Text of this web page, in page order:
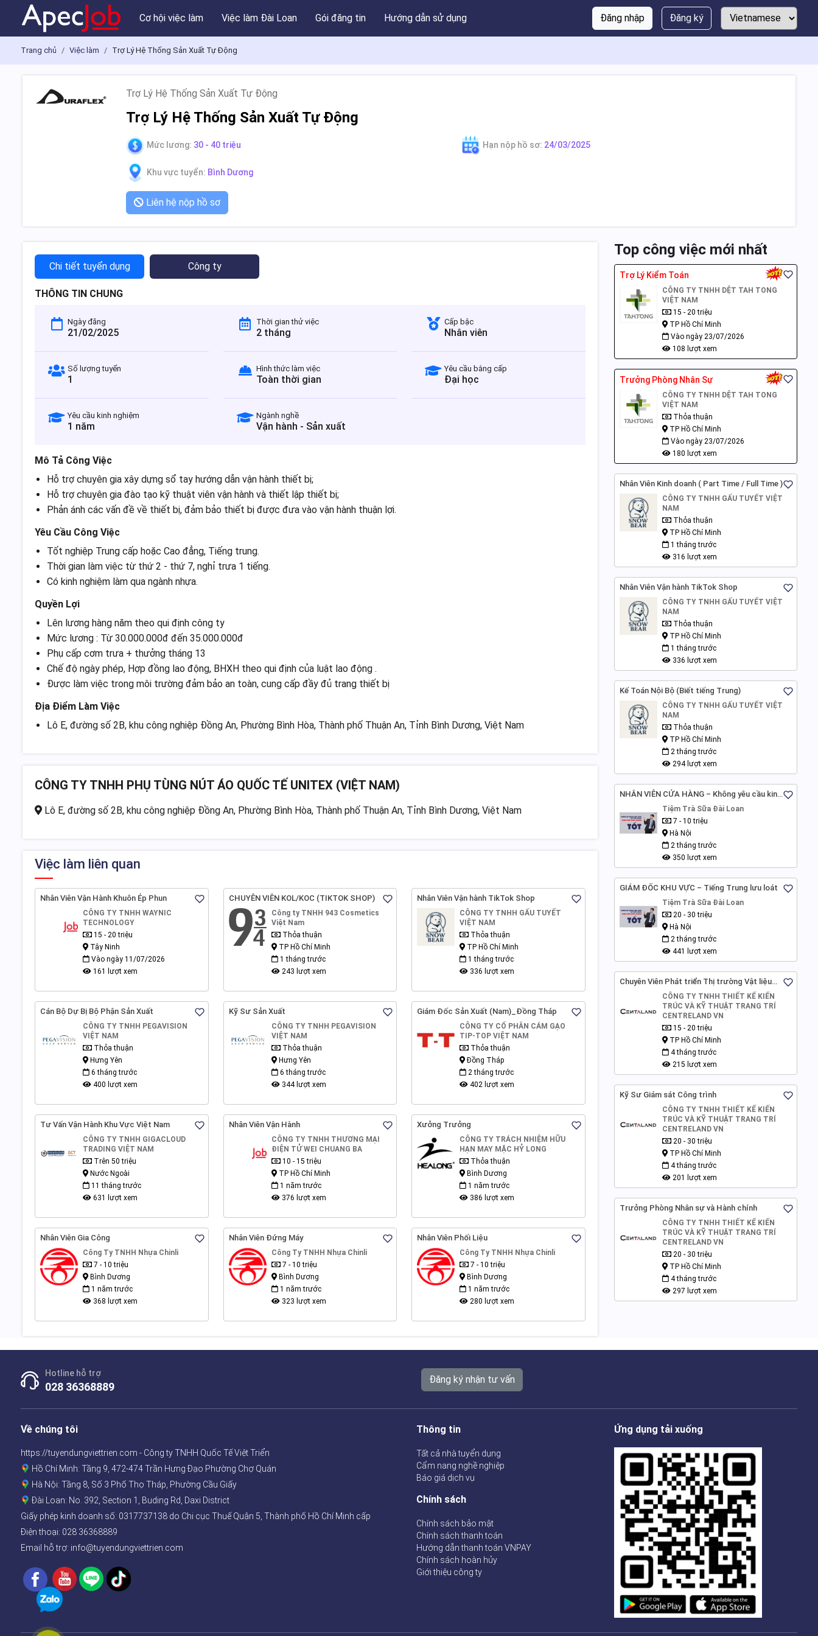
Cơ hội việc làm Việc làm Đài Loan Gói đăng tin Hướng dẫn sử dụng Đăng nhập Đăng ký
Trang chủ Việc làm Trợ Lý Hệ Thống Sản Xuất Tự Động
Trợ Lý Hệ Thống Sản Xuất Tự Động
Trợ Lý Hệ Thống Sản Xuất Tự Động
Mức lương: 30 - 40 triệu Hạn nộp hồ sơ: 24/03/2025
Khu vực tuyển: Bình Dương
Liên hệ nộp hồ sơ
Chi tiết tuyển dụng Công ty
THÔNG TIN CHUNG
Ngày đăng
21/02/2025
Thời gian thử việc
2 tháng
Cấp bậc
Nhân viên
Số lượng tuyển
1
Hình thức làm việc
Toàn thời gian
Yêu cầu bằng cấp
Đại học
Yêu cầu kinh nghiệm
1 năm
Ngành nghề
Vận hành - Sản xuất
Mô Tả Công Việc
Hỗ trợ chuyên gia xây dựng sổ tay hướng dẫn vận hành thiết bị;
Hỗ trợ chuyên gia đào tạo kỹ thuật viên vận hành và thiết lập thiết bị;
Phản ánh các vấn đề về thiết bị, đảm bảo thiết bị được đưa vào vận hành thuận lợi.
Yêu Cầu Công Việc
Tốt nghiệp Trung cấp hoặc Cao đẳng, Tiếng trung.
Thời gian làm việc từ thứ 2 - thứ 7, nghỉ trưa 1 tiếng.
Có kinh nghiệm làm qua ngành nhựa.
Quyền Lợi
Lên lương hàng năm theo qui định công ty
Mức lương : Từ 30.000.000đ đến 35.000.000đ
Phụ cấp cơm trưa + thưởng tháng 13
Chế độ ngày phép, Hợp đồng lao động, BHXH theo qui định của luật lao động .
Được làm việc trong môi trường đảm bảo an toàn, cung cấp đầy đủ trang thiết bị
Địa Điểm Làm Việc
Lô E, đường số 2B, khu công nghiệp Đồng An, Phường Bình Hòa, Thành phố Thuận An, Tỉnh Bình Dương, Việt Nam
CÔNG TY TNHH PHỤ TÙNG NÚT ÁO QUỐC TẾ UNITEX (VIỆT NAM)
Lô E, đường số 2B, khu công nghiệp Đồng An, Phường Bình Hòa, Thành phố Thuận An, Tỉnh Bình Dương, Việt Nam
Việc làm liên quan
Nhân Viên Vận Hành Khuôn Ép Phun
CÔNG TY TNHH WAYNIC
TECHNOLOGY
15 - 20 triệu
Tây Ninh
Vào ngày 11/07/2026
161 lượt xem
CHUYÊN VIÊN KOL/KOC (TIKTOK SHOP)
Công ty TNHH 943 Cosmetics
Việt Nam
Thỏa thuận
TP Hồ Chí Minh
1 tháng trước
243 lượt xem
Nhân Viên Vận hành TikTok Shop
CÔNG TY TNHH GẤU TUYẾT
VIỆT NAM
Thỏa thuận
TP Hồ Chí Minh
1 tháng trước
336 lượt xem
Cán Bộ Dự Bị Bộ Phận Sản Xuất
CÔNG TY TNHH PEGAVISION
VIỆT NAM
Thỏa thuận
Hưng Yên
6 tháng trước
400 lượt xem
Kỹ Sư Sản Xuất
CÔNG TY TNHH PEGAVISION
VIỆT NAM
Thỏa thuận
Hưng Yên
6 tháng trước
344 lượt xem
Giám Đốc Sản Xuất (Nam)_Đồng Tháp
CÔNG TY CỔ PHÂN CÁM GẠO
TIP-TOP VIỆT NAM
Thỏa thuận
Đồng Tháp
2 tháng trước
402 lượt xem
Tư Vấn Vận Hành Khu Vực Việt Nam
CÔNG TY TNHH GIGACLOUD
TRADING VIỆT NAM
Trên 50 triệu
Nước Ngoài
11 tháng trước
631 lượt xem
Nhân Viên Vận Hành
CÔNG TY TNHH THƯƠNG MẠI
ĐIỆN TỬ WEI CHUANG BA
10 - 15 triệu
TP Hồ Chí Minh
1 năm trước
376 lượt xem
Xưởng Trưởng
CÔNG TY TRÁCH NHIỆM HỮU
HẠN MAY MẶC HỶ LONG
Thỏa thuận
Bình Dương
1 năm trước
386 lượt xem
Nhân Viên Gia Công
Công Ty TNHH Nhựa Chinli
7 - 10 triệu
Bình Dương
1 năm trước
368 lượt xem
Nhân Viên Đứng Máy
Công Ty TNHH Nhựa Chinli
7 - 10 triệu
Bình Dương
1 năm trước
323 lượt xem
Nhân Viên Phối Liệu
Công Ty TNHH Nhựa Chinli
7 - 10 triệu
Bình Dương
1 năm trước
280 lượt xem
Top công việc mới nhất
Trợ Lý Kiểm Toán
CÔNG TY TNHH DỆT TAH TONG
VIỆT NAM
15 - 20 triệu
TP Hồ Chí Minh
Vào ngày 23/07/2026
108 lượt xem
Trưởng Phòng Nhân Sự
CÔNG TY TNHH DỆT TAH TONG
VIỆT NAM
Thỏa thuận
TP Hồ Chí Minh
Vào ngày 23/07/2026
180 lượt xem
Nhân Viên Kinh doanh ( Part Time / Full Time )
CÔNG TY TNHH GẤU TUYẾT VIỆT
NAM
Thỏa thuận
TP Hồ Chí Minh
1 tháng trước
316 lượt xem
Nhân Viên Vận hành TikTok Shop
CÔNG TY TNHH GẤU TUYẾT VIỆT
NAM
Thỏa thuận
TP Hồ Chí Minh
1 tháng trước
336 lượt xem
Kế Toán Nội Bộ (Biết tiếng Trung)
CÔNG TY TNHH GẤU TUYẾT VIỆT
NAM
Thỏa thuận
TP Hồ Chí Minh
2 tháng trước
294 lượt xem
NHÂN VIÊN CỬA HÀNG – Không yêu cầu kinh
nghiệm - Hà Nội
Tiệm Trà Sữa Đài Loan
7 - 10 triệu
Hà Nội
2 tháng trước
350 lượt xem
GIÁM ĐỐC KHU VỰC – Tiếng Trung lưu loát
Tiệm Trà Sữa Đài Loan
20 - 30 triệu
Hà Nội
2 tháng trước
441 lượt xem
Chuyên Viên Phát triển Thị trường Vật liệu
CÔNG TY TNHH THIẾT KẾ KIẾN
TRÚC VÀ KỸ THUẬT TRANG TRÍ
CENTRELAND VN
15 - 20 triệu
TP Hồ Chí Minh
4 tháng trước
215 lượt xem
Kỹ Sư Giám sát Công trình
CÔNG TY TNHH THIẾT KẾ KIẾN
TRÚC VÀ KỸ THUẬT TRANG TRÍ
CENTRELAND VN
20 - 30 triệu
TP Hồ Chí Minh
4 tháng trước
201 lượt xem
Trưởng Phòng Nhân sự và Hành chính
CÔNG TY TNHH THIẾT KẾ KIẾN
TRÚC VÀ KỸ THUẬT TRANG TRÍ
CENTRELAND VN
20 - 30 triệu
TP Hồ Chí Minh
4 tháng trước
297 lượt xem
Hotline hỗ trợ
028 36368889
Đăng ký nhận tư vấn
Về chúng tôi
https://tuyendungviettrien.com - Công ty TNHH Quốc Tế Việt Triển
Hồ Chí Minh: Tầng 9, 472-474 Trần Hưng Đạo Phường Chợ Quán
Hà Nội: Tầng 8, Số 3 Phố Thọ Tháp, Phường Cầu Giấy
Đài Loan: No. 392, Section 1, Buding Rd, Daxi District
Giấy phép kinh doanh số: 0317737138 do Chi cục Thuế Quận 5, Thành phố Hồ Chí Minh cấp
Điện thoại: 028 36368889
Email hỗ trợ: info@tuyendungviettrien.com
Thông tin
Tất cả nhà tuyển dụng
Cẩm nang nghề nghiệp
Báo giá dịch vụ
Chính sách
Chính sách bảo mật
Chính sách thanh toán
Hướng dẫn thanh toán VNPAY
Chính sách hoàn hủy
Giới thiệu công ty
Ứng dụng tải xuống